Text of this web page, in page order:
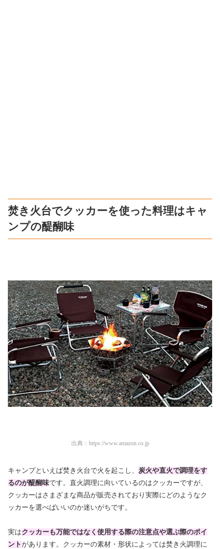
焚き火台でクッカーを使った料理はキャ
ンプの醍醐味
出典： https://www.amazon.co.jp
キャンプといえば焚き火台で火を起こし、 炭火や直火で調理をす
るのが醍醐味です。直火調理に向いているのはクッカーですが、
クッカーはさまざまな商品が販売されており実際にどのようなク
ッカーを選べばいいのか迷いがちです。
実はクッカーも万能ではなく使用する際の注意点や選ぶ際のポイ
ントがあります。クッカーの素材・形状によっては焚き火調理に